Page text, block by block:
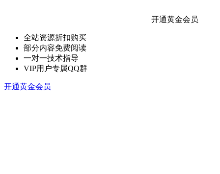
开通黄金会员
全站资源折扣购买
部分内容免费阅读
一对一技术指导
VIP用户专属QQ群
开通黄金会员